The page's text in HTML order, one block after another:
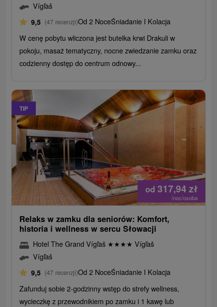
Vígľaš
9,5 (47 recenzji)Od 2 NoceŚniadanie I Kolacja
W cenę pobytu wliczona jest butelka krwi Drakuli w
pokoju, masaż tematyczny, nocne zwiedzanie zamku oraz
codzienny dostęp do centrum odnowy...
TIP
od 317,94 zł
/noc/osoba
Relaks w zamku dla seniorów: Komfort,
historia i wellness w sercu Słowacji
Hotel The Grand Vígľaš ★★★★ Vígľaš
Vígľaš
9,5 (47 recenzji)Od 2 NoceŚniadanie I Kolacja
Zafunduj sobie 2-godzinny wstęp do strefy wellness,
wycieczkę z przewodnikiem po zamku i 1 kawę lub